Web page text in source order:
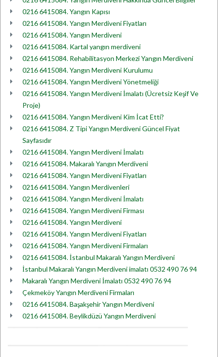
0216 6415084. Yangın Kapısı
0216 6415084. Yangın Merdiveni Fiyatları
0216 6415084. Yangın Merdiveni
0216 6415084. Kartal yangın merdiveni
0216 6415084. Rehabilitasyon Merkezi Yangın Merdiveni
0216 6415084. Yangın Merdiveni Kurulumu
0216 6415084. Yangın Merdiveni Yönetmeliği
0216 6415084. Yangın Merdiveni İmalatı (Ücretsiz Keşif Ve
Proje)
0216 6415084. Yangın Merdiveni Kim İcat Etti?
0216 6415084. Z Tipi Yangın Merdiveni Güncel Fiyat
Sayfasıdır
0216 6415084. Yangın Merdiveni İmalatı
0216 6415084. Makaralı Yangın Merdiveni
0216 6415084. Yangın Merdiveni Fiyatları
0216 6415084. Yangın Merdivenleri
0216 6415084. Yangın Merdiveni İmalatı
0216 6415084. Yangın Merdiveni Firması
0216 6415084. Yangın Merdiveni
0216 6415084. Yangın Merdiveni Fiyatları
0216 6415084. Yangın Merdiveni Firmaları
0216 6415084. İstanbul Makaralı Yangın Merdiveni
İstanbul Makaralı Yangın Merdiveni imalatı 0532 490 76 94
Makaralı Yangın Merdiveni İmalatı 0532 490 76 94
Çekmeköy Yangın Merdiveni Firmaları
0216 6415084. Başakşehir Yangın Merdiveni
0216 6415084. Beylikdüzü Yangın Merdiveni